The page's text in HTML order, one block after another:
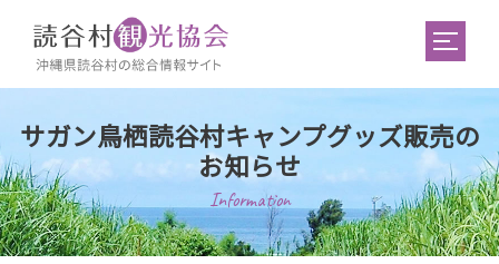
サガン鳥栖読谷村キャンプグッズ販売の
お知らせ
Information